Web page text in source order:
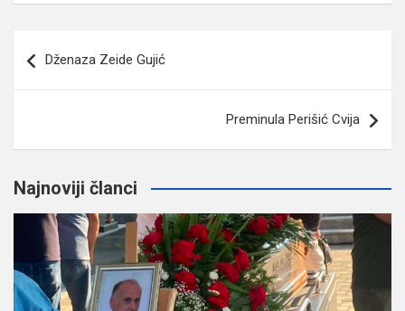
članaka
Dženaza Zeide Gujić
Preminula Perišić Cvija
Najnoviji članci